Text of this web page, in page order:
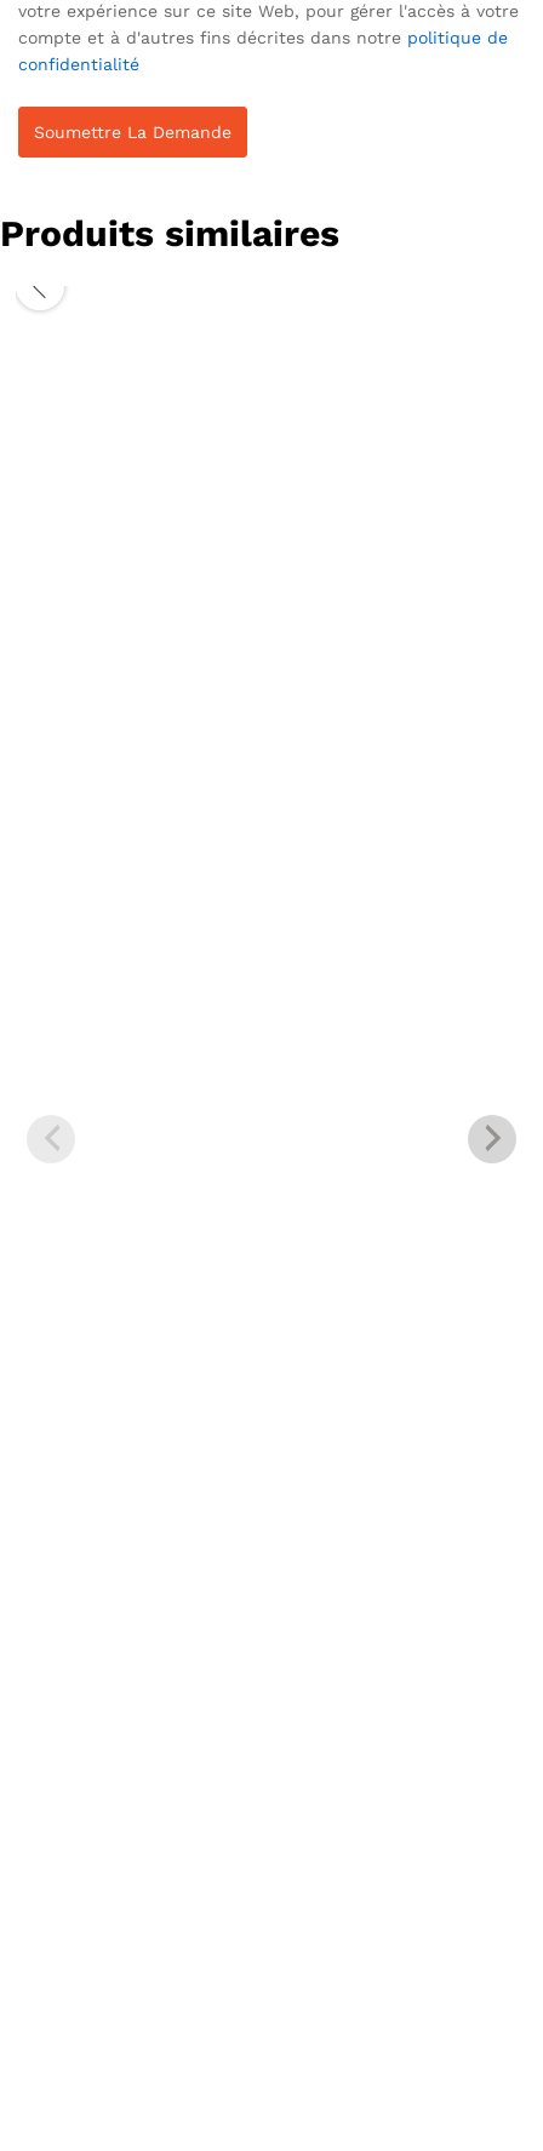
votre expérience sur ce site Web, pour gérer l'accès à votre
compte et à d'autres fins décrites dans notre politique de
confidentialité
Produits similaires